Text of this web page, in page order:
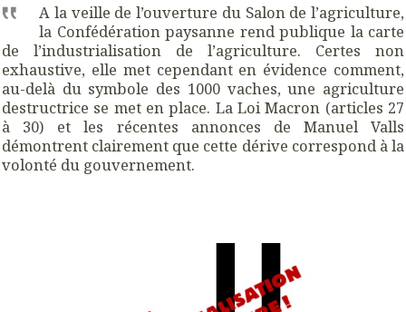
A la veille de l’ouverture du Salon de l’agriculture,
la Confédération paysanne rend publique la carte
de l’industrialisation de l’agriculture. Certes non
exhaustive, elle met cependant en évidence comment,
au-delà du symbole des 1000 vaches, une agriculture
destructrice se met en place. La Loi Macron (articles 27
à 30) et les récentes annonces de Manuel Valls
démontrent clairement que cette dérive correspond à la
volonté du gouvernement.